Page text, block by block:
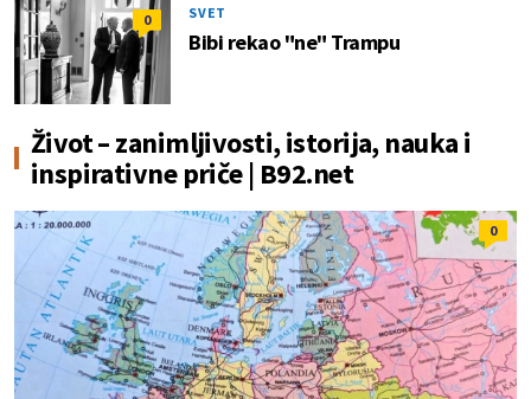
0 SVET
Bibi rekao "ne" Trampu
Život – zanimljivosti, istorija, nauka i
inspirativne priče | B92.net
0